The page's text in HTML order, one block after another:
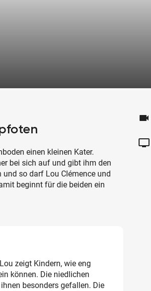
einen kleinen Kater.
bei sich auf und gibt ihm den
so darf Lou Clémence und
beginnt für die beiden ein
zeigt Kindern, wie eng
können. Die niedlichen
besonders gefallen. Die
videocam
tv